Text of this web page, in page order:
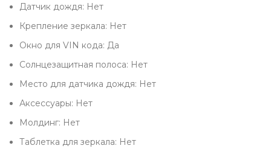
Датчик дождя: Нет
Крепление зеркала: Нет
Окно для VIN кода: Да
Солнцезащитная полоса: Нет
Место для датчика дождя: Нет
Аксессуары: Нет
Молдинг: Нет
Таблетка для зеркала: Нет